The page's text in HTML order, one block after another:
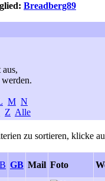
Breadberg89
M N
Z Alle
zu sortieren, klicke
GB Mail Foto